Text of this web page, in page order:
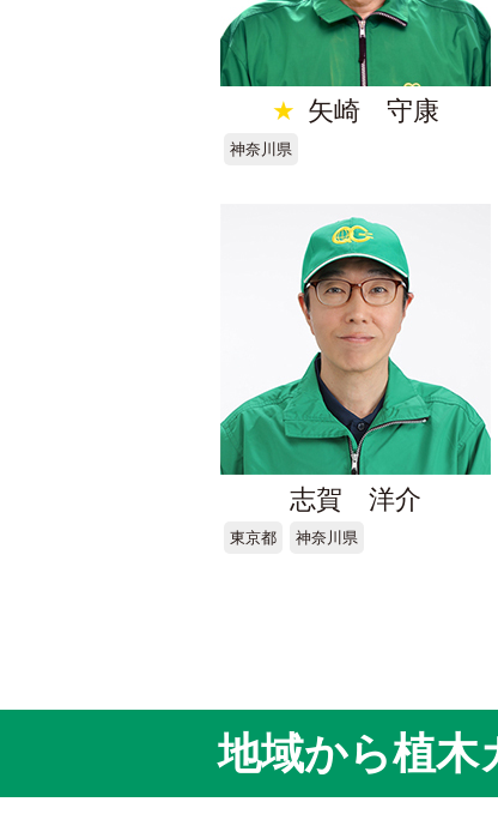
★ 矢崎 守康
神奈川県
志賀 洋介
東京都 神奈川県
地域から植木